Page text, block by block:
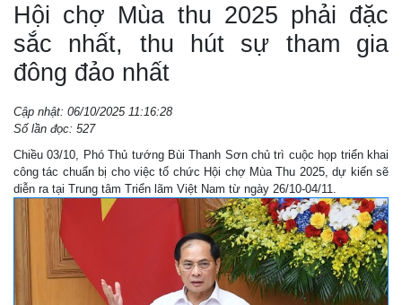
Hội chợ Mùa thu 2025 phải đặc
sắc nhất, thu hút sự tham gia
đông đảo nhất
Cập nhật: 06/10/2025 11:16:28
Số lần đọc: 527
Chiều 03/10, Phó Thủ tướng Bùi Thanh Sơn chủ trì cuộc họp triển khai
công tác chuẩn bị cho việc tổ chức Hội chợ Mùa Thu 2025, dự kiến sẽ
diễn ra tại Trung tâm Triển lãm Việt Nam từ ngày 26/10-04/11.